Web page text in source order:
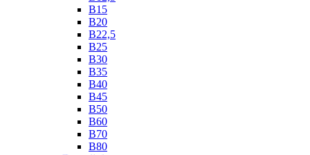
B15
B20
В22,5
В25
B30
В35
B40
В45
B50
B60
B70
B80